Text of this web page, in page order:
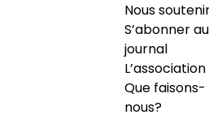
Nous
S’abonner au
journal
L’association
Que faisons-
nous?